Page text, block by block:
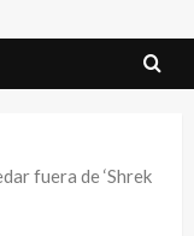
fuera de ‘Shrek